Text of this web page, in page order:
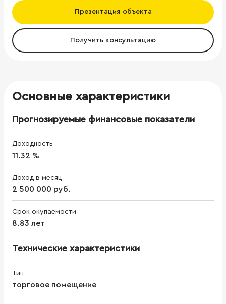
Презентация объекта
Получить консультацию
Основные характеристики
Прогнозируемые финансовые показатели
Доходность
11.32 %
Доход в месяц
2 500 000 руб.
Срок окупаемости
8.83 лет
Технические характеристики
Тип
торговое помещение